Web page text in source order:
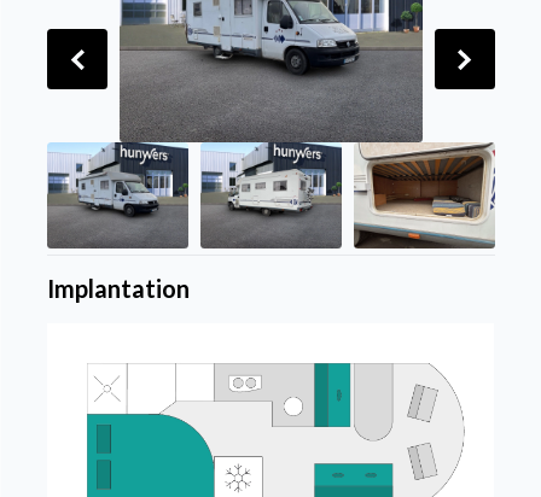
Implantation